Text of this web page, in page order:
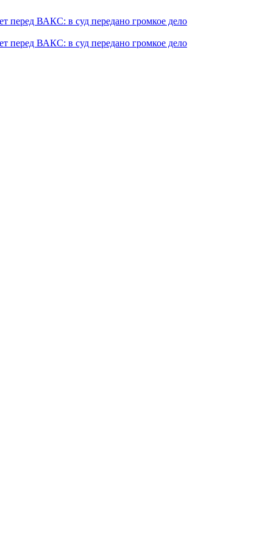
перед ВАКС: в суд передано громкое дело
перед ВАКС: в суд передано громкое дело